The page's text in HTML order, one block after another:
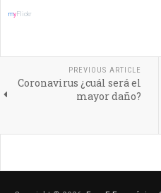
my Flickr
PREVIOUS ARTICLE
Coronavirus ¿cuál será el
mayor daño?